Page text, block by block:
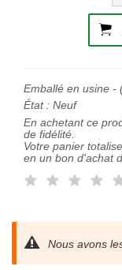
Emballé en usine -
État : Neuf
En achetant ce
de fidélité.
Votre panier
en un bon d'achat
Nous avons